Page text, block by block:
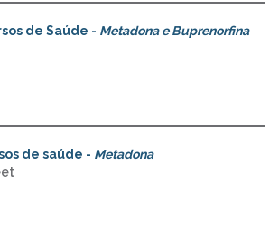
de Saúde - Metadona e Buprenorfina
de saúde - Metadona